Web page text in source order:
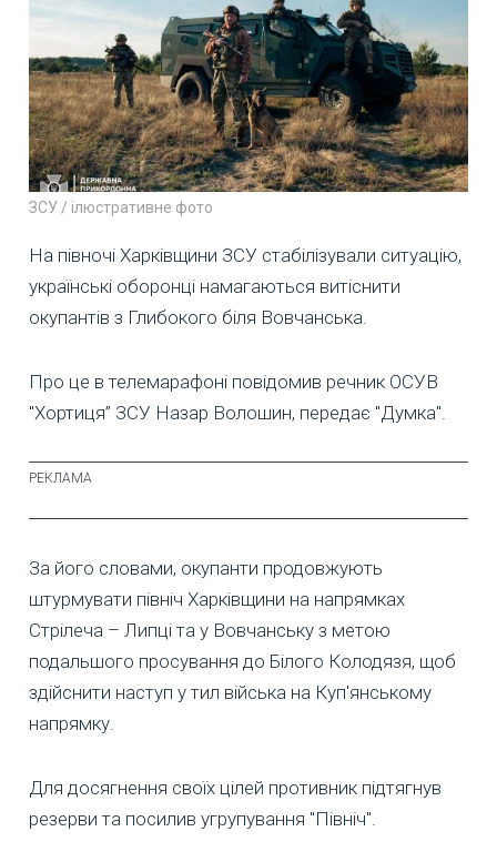
ЗСУ / ілюстративне фото
На півночі Харківщини ЗСУ стабілізували ситуацію,
українські оборонці намагаються витіснити
окупантів з Глибокого біля Вовчанська.
Про це в телемарафоні повідомив речник ОСУВ
"Хортиця” ЗСУ Назар Волошин, передає "Думка".
За його словами, окупанти продовжують
штурмувати північ Харківщини на напрямках
Стрілеча – Липці та у Вовчанську з метою
подальшого просування до Білого Колодязя, щоб
здійснити наступ у тил війська на Куп'янському
напрямку.
Для досягнення своїх цілей противник підтягнув
резерви та посилив угрупування "Північ".